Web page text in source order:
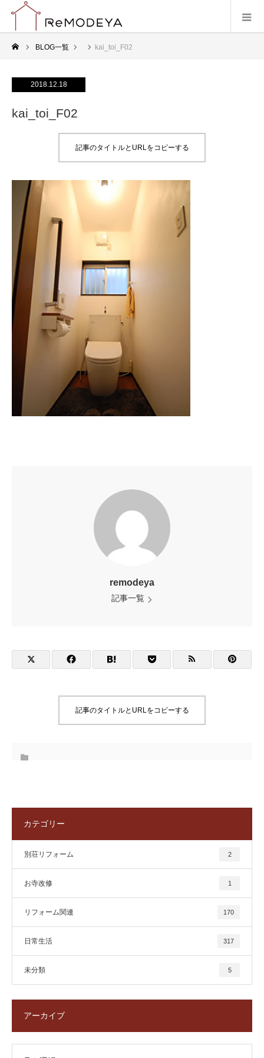
BLOG一覧 kai_toi_F02
2018.12.18
kai_toi_F02
記事のタイトルとURLをコピーする
remodeya
記事一覧
記事のタイトルとURLをコピーする
カテゴリー
別荘リフォーム 2
お寺改修 1
リフォーム関連 170
日常生活 317
未分類 5
アーカイブ